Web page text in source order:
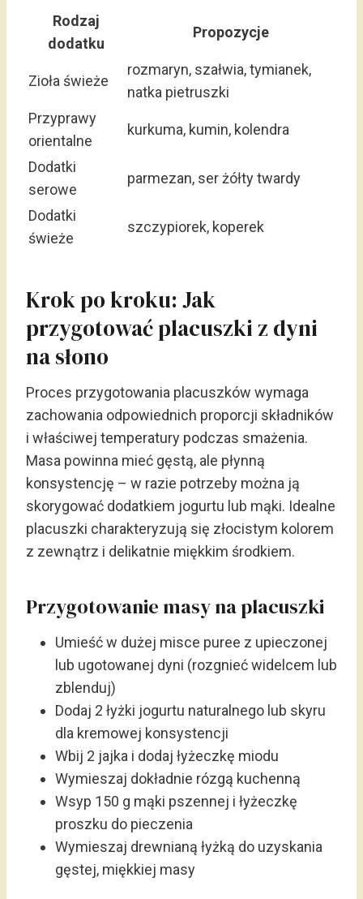
Rodzaj
dodatku
Propozycje
Zioła świeże
rozmaryn, szałwia, tymianek,
natka pietruszki
Przyprawy
orientalne
kurkuma, kumin, kolendra
Dodatki
serowe
parmezan, ser żółty twardy
Dodatki
świeże
szczypiorek, koperek
Krok po kroku: Jak
przygotować placuszki z dyni
na słono
Proces przygotowania placuszków wymaga
zachowania odpowiednich proporcji składników
i właściwej temperatury podczas smażenia.
Masa powinna mieć gęstą, ale płynną
konsystencję – w razie potrzeby można ją
skorygować dodatkiem jogurtu lub mąki. Idealne
placuszki charakteryzują się złocistym kolorem
z zewnątrz i delikatnie miękkim środkiem.
Przygotowanie masy na placuszki
Umieść w dużej misce puree z upieczonej
lub ugotowanej dyni (rozgnieć widelcem lub
zblenduj)
Dodaj 2 łyżki jogurtu naturalnego lub skyru
dla kremowej konsystencji
Wbij 2 jajka i dodaj łyżeczkę miodu
Wymieszaj dokładnie rózgą kuchenną
Wsyp 150 g mąki pszennej i łyżeczkę
proszku do pieczenia
Wymieszaj drewnianą łyżką do uzyskania
gęstej, miękkiej masy